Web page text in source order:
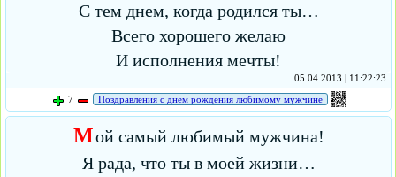
С тем днем, когда родился ты…
Всего хорошего желаю
И исполнения мечты!
05.04.2013 | 11:22:23
7
Поздравления с днем рождения любимому мужчине
Мой самый любимый мужчина!
Я рада, что ты в моей жизни…